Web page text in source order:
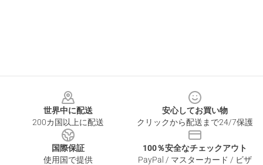
世界中に配送
200カ国以上に配送
安心してお買い物
クリックから配送まで24/7保護
国際保証
使用国で提供
100％安全なチェックアウト
PayPal / マスターカード / ビザ